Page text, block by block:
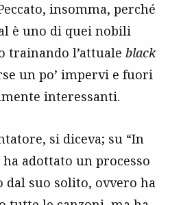
insomma, perché
è uno di quei nobili
trainando l’attuale black
un po’ impervi e fuori
interessanti.
si diceva; su “In
adottato un processo
suo solito, ovvero ha